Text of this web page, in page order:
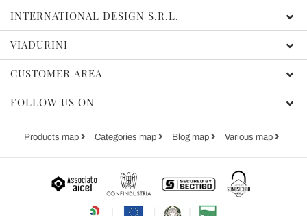
INTERNATIONAL DESIGN S.R.L.
VIADURINI
CUSTOMER AREA
FOLLOW US ON
Products map Categories map Blog map Various map